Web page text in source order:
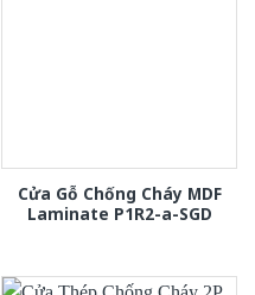
Cửa Gỗ Chống Cháy MDF
Laminate P1R2-a-SGD